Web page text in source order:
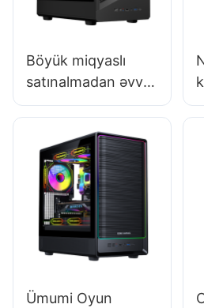
Böyük miqyaslı
satınalmadan əvvəl
oyun kompüteri
lazımdırmı?
Ümumi Oyun